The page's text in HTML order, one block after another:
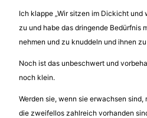
Ich klappe „Wir sitzen im Dickicht und
zu und habe das dringende Bedürfnis
nehmen und zu knuddeln und ihnen
Noch ist das unbeschwert und
noch klein.
Werden sie, wenn sie erwachsen sind,
die zweifellos zahlreich vorhanden